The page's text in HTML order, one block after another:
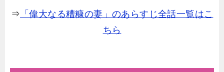
⇒ 「偉大なる糟糠の妻」のあらすじ全話一覧はこ
ちら